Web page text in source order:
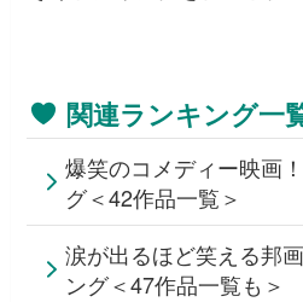
関連ランキング一
爆笑のコメディー映画
グ＜42作品一覧＞
涙が出るほど笑える邦
ング＜47作品一覧も＞